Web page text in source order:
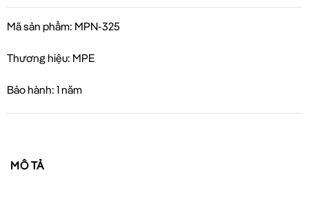
Mã sản phẩm: MPN-325
Thương hiệu: MPE
Bảo hành: 1 năm
MÔ TẢ